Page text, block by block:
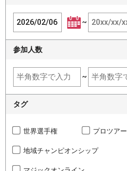
~
参加人数
~
タグ
世界選手権 プロツアー
地域チャンピオンシップ